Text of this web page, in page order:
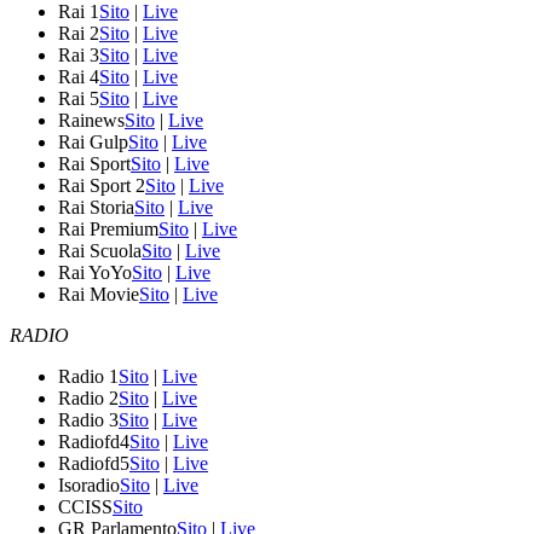
Rai 1 Sito | Live
Rai 2Sito | Live
Rai 3Sito | Live
Rai 4Sito | Live
Rai 5Sito | Live
RainewsSito | Live
Rai GulpSito | Live
Rai SportSito | Live
Rai Sport 2Sito | Live
Rai StoriaSito | Live
Rai PremiumSito | Live
Rai ScuolaSito | Live
Rai YoYoSito | Live
Rai MovieSito | Live
RADIO
Radio 1 Sito | Live
Radio 2Sito | Live
Radio 3Sito | Live
Radiofd4Sito | Live
Radiofd5Sito | Live
IsoradioSito | Live
CCISSSito
GR ParlamentoSito | Live